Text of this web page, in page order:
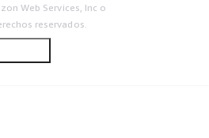
Web Services, Inc o
reservados.